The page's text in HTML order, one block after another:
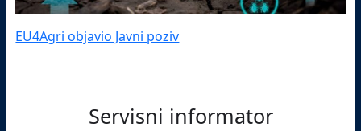
EU4Agri objavio Javni poziv
Servisni informator